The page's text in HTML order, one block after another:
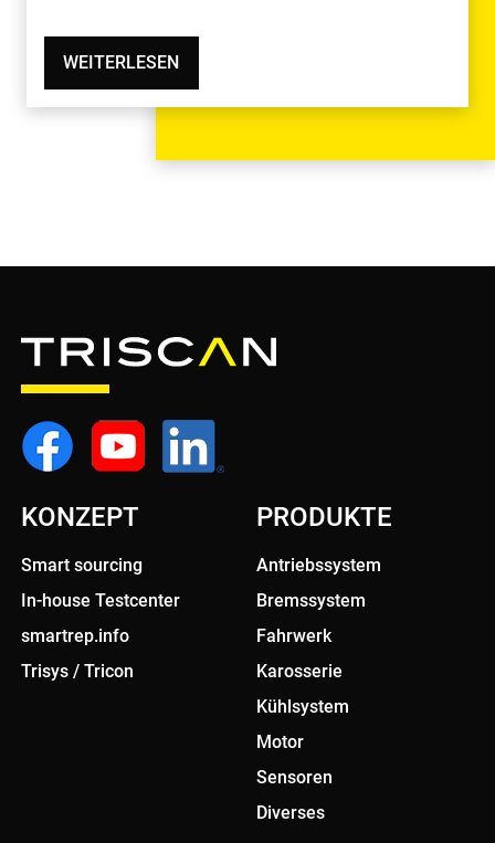
WEITERLESEN
KONZEPT
Smart sourcing
In-house Testcenter
smartrep.info
Trisys / Tricon
PRODUKTE
Antriebssystem
Bremssystem
Fahrwerk
Karosserie
Kühlsystem
Motor
Sensoren
Diverses